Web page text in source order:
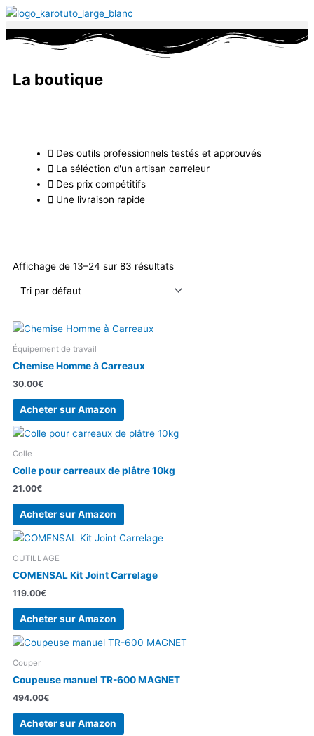
Aller
contenu
La boutique
Des outils professionnels testés et approuvés
La séléction d'un artisan carreleur
Des prix compétitifs
Une livraison rapide
Affichage de 13–24 sur 83 résultats
Équipement de travail
Chemise Homme à Carreaux
30.00€
Acheter sur Amazon
Colle
Colle pour carreaux de plâtre 10kg
21.00€
Acheter sur Amazon
OUTILLAGE
COMENSAL Kit Joint Carrelage
119.00€
Acheter sur Amazon
Couper
Coupeuse manuel TR-600 MAGNET
494.00€
Acheter sur Amazon